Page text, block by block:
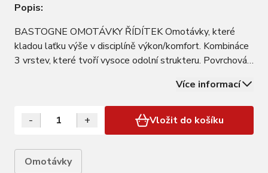
Popis:
BASTOGNE OMOTÁVKY ŘÍDÍTEK Omotávky, které
kladou laťku výše v disciplíně výkon/komfort. Kombináce
3 vrstev, které tvoří vysoce odolní strukteru. Povrchová
komfort v souhře s gélovou vrství pro ještě lepší tlumení
vibrací, jsou určené pro ty…
Více informací
- + Vložit do košíku
Omotávky